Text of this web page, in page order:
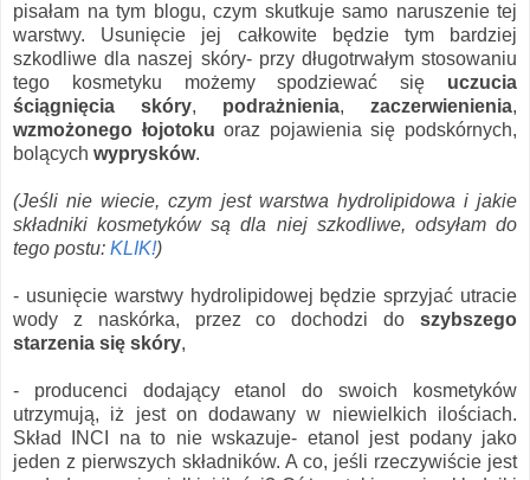
pisałam na tym blogu, czym skutkuje samo naruszenie tej
warstwy. Usunięcie jej całkowite będzie tym bardziej
szkodliwe dla naszej skóry- przy długotrwałym stosowaniu
tego kosmetyku możemy spodziewać się uczucia
ściągnięcia skóry, podrażnienia, zaczerwienienia,
wzmożonego łojotoku oraz pojawienia się podskórnych,
bolących wyprysków.
(Jeśli nie wiecie, czym jest warstwa hydrolipidowa i jakie
składniki kosmetyków są dla niej szkodliwe, odsyłam do
tego postu: KLIK!)
- usunięcie warstwy hydrolipidowej będzie sprzyjać utracie
wody z naskórka, przez co dochodzi do szybszego
starzenia się skóry,
- producenci dodający etanol do swoich kosmetyków
utrzymują, iż jest on dodawany w niewielkich ilościach.
Skład INCI na to nie wskazuje- etanol jest podany jako
jeden z pierwszych składników. A co, jeśli rzeczywiście jest